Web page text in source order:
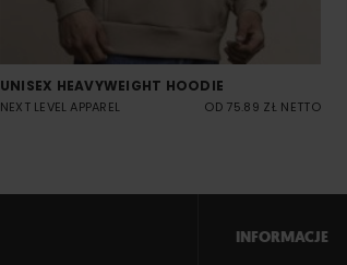
UNISEX HEAVYWEIGHT HOODIE
NEXT LEVEL APPAREL OD 75.89 ZŁ NETTO
INFORMACJE